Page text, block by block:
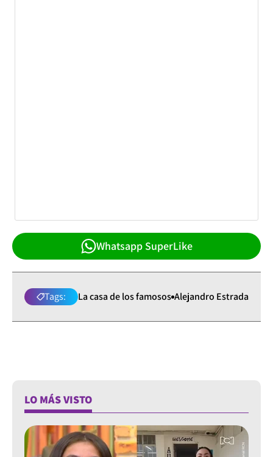
Whatsapp SuperLike
Tags: La casa de los famosos Alejandro Estrada
LO MÁS VISTO